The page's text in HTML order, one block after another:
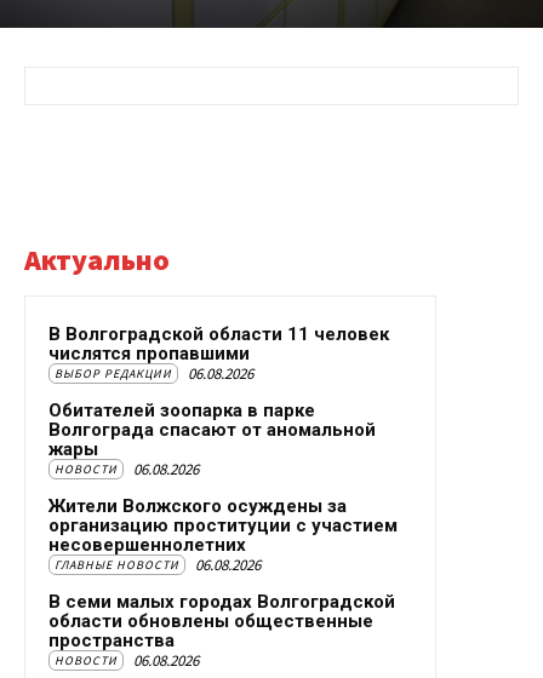
Актуально
В Волгоградской области 11 человек
числятся пропавшими
ВЫБОР РЕДАКЦИИ 06.08.2026
Обитателей зоопарка в парке
Волгограда спасают от аномальной
жары
НОВОСТИ 06.08.2026
Жители Волжского осуждены за
организацию проституции с участием
несовершеннолетних
ГЛАВНЫЕ НОВОСТИ 06.08.2026
В семи малых городах Волгоградской
области обновлены общественные
пространства
НОВОСТИ 06.08.2026